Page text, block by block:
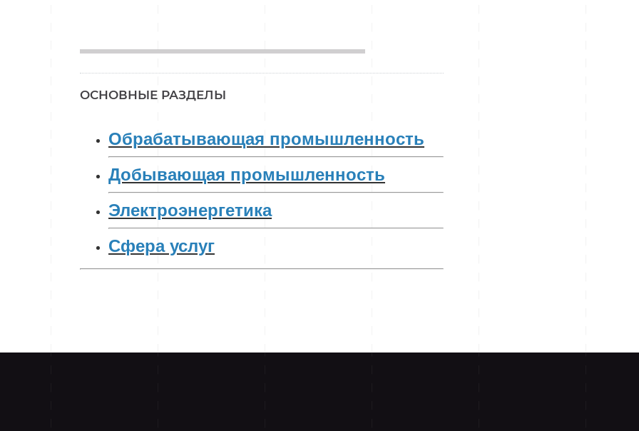
________________
ОСНОВНЫЕ РАЗДЕЛЫ
Обрабатывающая промышленность
Добывающая промышленность
Электроэнергетика
Сфера услуг